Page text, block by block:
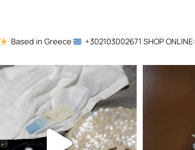
Based in Greece +302103002671 SHOP ONLINE: